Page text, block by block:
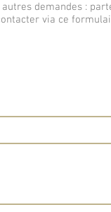
demandes :
via ce